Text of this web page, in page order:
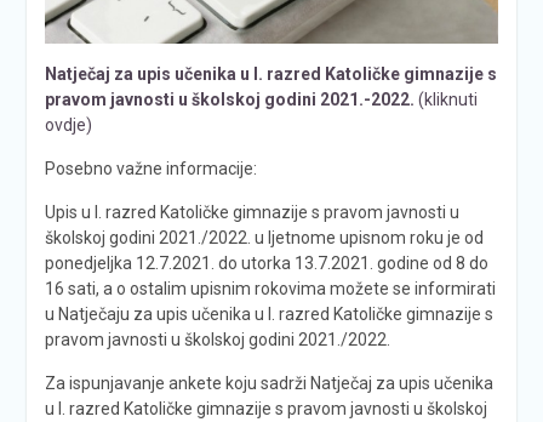
Natječaj za upis učenika u I. razred Katoličke gimnazije s
pravom javnosti u školskoj godini 2021.-2022. (kliknuti
ovdje)
Posebno važne informacije:
Upis u I. razred Katoličke gimnazije s pravom javnosti u
školskoj godini 2021./2022. u ljetnome upisnom roku je od
ponedjeljka 12.7.2021. do utorka 13.7.2021. godine od 8 do
16 sati, a o ostalim upisnim rokovima možete se informirati
u Natječaju za upis učenika u I. razred Katoličke gimnazije s
pravom javnosti u školskoj godini 2021./2022.
Za ispunjavanje ankete koju sadrži Natječaj za upis učenika
u I. razred Katoličke gimnazije s pravom javnosti u školskoj